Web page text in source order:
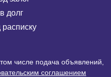
долг
числе подача объявлений,
соглашением